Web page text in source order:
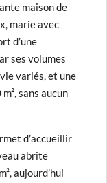
maison de
marie avec
d’une
ses volumes
variés, et une
sans aucun
d’accueillir
abrite
aujourd’hui